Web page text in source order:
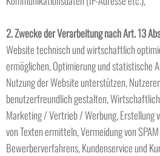
2. Zwecke der Verarbeitung nach Art. 13
Website technisch und wirtschaftlich
ermöglichen, Optimierung und statistische
Nutzung der Website unterstützen,
benutzerfreundlich gestalten,
Marketing / Vertrieb / Werbung,
von Texten ermitteln, Vermeidung von
Bewerberverfahrens, Kundenservice und